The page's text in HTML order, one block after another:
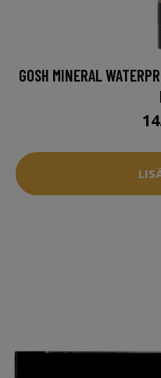
GOSH MINERAL